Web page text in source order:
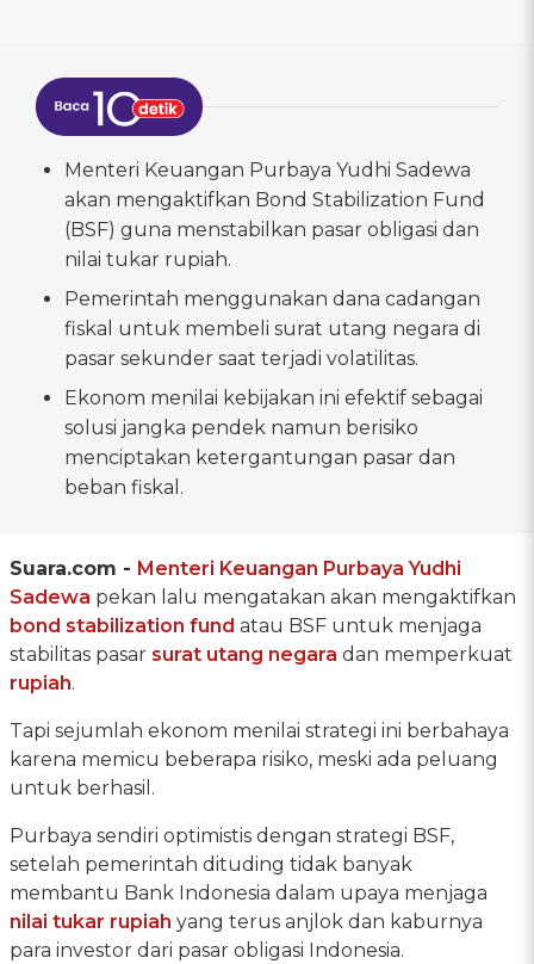
Menteri Keuangan Purbaya Yudhi Sadewa
akan mengaktifkan Bond Stabilization Fund
(BSF) guna menstabilkan pasar obligasi dan
nilai tukar rupiah.
Pemerintah menggunakan dana cadangan
fiskal untuk membeli surat utang negara di
pasar sekunder saat terjadi volatilitas.
Ekonom menilai kebijakan ini efektif sebagai
solusi jangka pendek namun berisiko
menciptakan ketergantungan pasar dan
beban fiskal.
Suara.com - Menteri Keuangan Purbaya Yudhi
Sadewa pekan lalu mengatakan akan mengaktifkan
bond stabilization fund atau BSF untuk menjaga
stabilitas pasar surat utang negara dan memperkuat
rupiah.
Tapi sejumlah ekonom menilai strategi ini berbahaya
karena memicu beberapa risiko, meski ada peluang
untuk berhasil.
Purbaya sendiri optimistis dengan strategi BSF,
setelah pemerintah dituding tidak banyak
membantu Bank Indonesia dalam upaya menjaga
nilai tukar rupiah yang terus anjlok dan kaburnya
para investor dari pasar obligasi Indonesia.